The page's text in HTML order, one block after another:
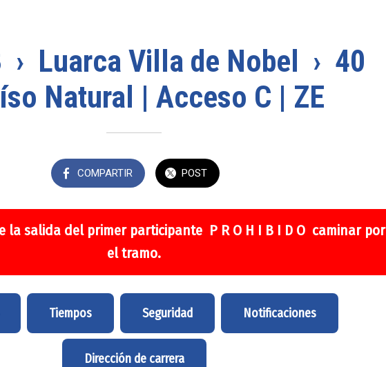
› Luarca Villa de Nobel › 40
Natural | Acceso C | ZE
COMPARTIR POST
la salida del primer participante P R O H I B I D O caminar por
el tramo.
Tiempos Seguridad Notificaciones
Dirección de carrera